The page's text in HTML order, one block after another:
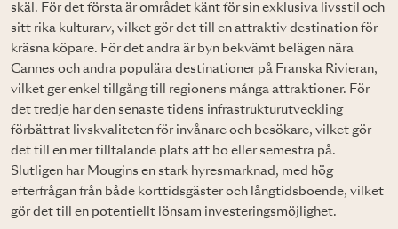
skäl. För det första är området känt för sin exklusiva livsstil och
sitt rika kulturarv, vilket gör det till en attraktiv destination för
kräsna köpare. För det andra är byn bekvämt belägen nära
Cannes och andra populära destinationer på Franska Rivieran,
vilket ger enkel tillgång till regionens många attraktioner. För
det tredje har den senaste tidens infrastrukturutveckling
förbättrat livskvaliteten för invånare och besökare, vilket gör
det till en mer tilltalande plats att bo eller semestra på.
Slutligen har Mougins en stark hyresmarknad, med hög
efterfrågan från både korttidsgäster och långtidsboende, vilket
gör det till en potentiellt lönsam investeringsmöjlighet.